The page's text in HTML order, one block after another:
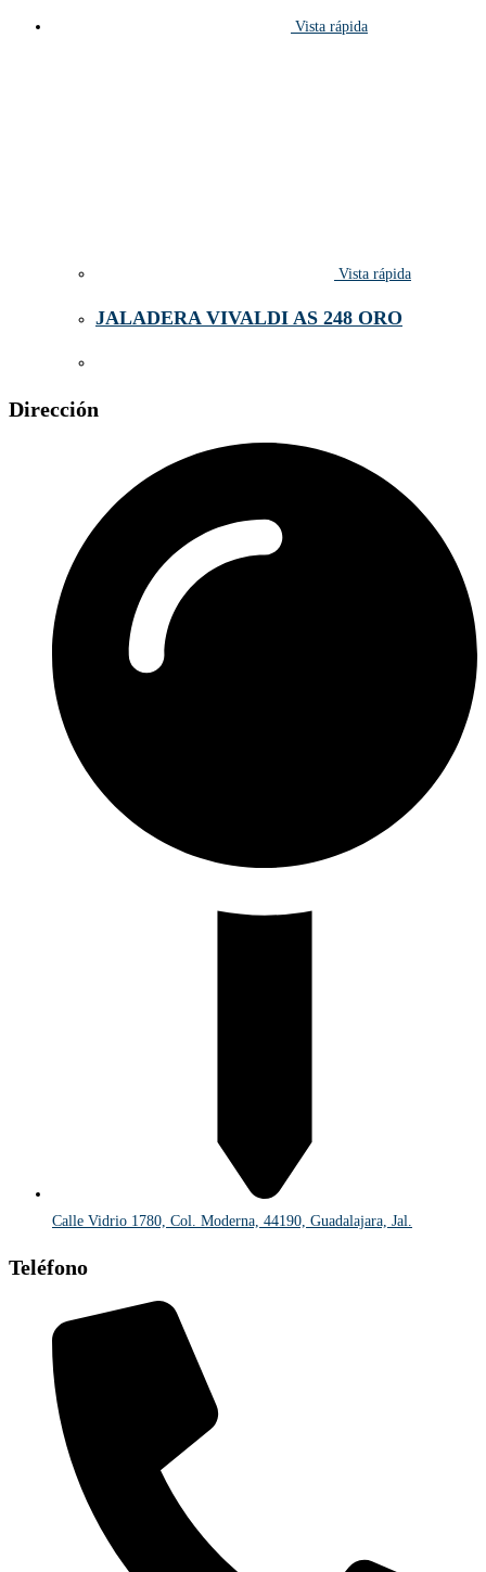
Vista rápida
Vista rápida
JALADERA VIVALDI AS 248 ORO
Dirección
Calle Vidrio 1780, Col. Moderna, 44190, Guadalajara, Jal.
Teléfono